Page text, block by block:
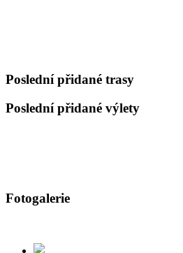
Poslední přidané trasy
Poslední přidané výlety
Fotogalerie